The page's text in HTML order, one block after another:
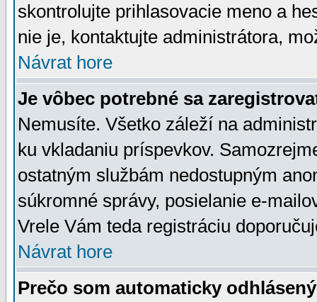
skontrolujte prihlasovacie meno a
nie je, kontaktujte administrátora,
Návrat hore
Je vôbec potrebné sa
Nemusíte. Všetko záleží na
ku vkladaniu príspevkov.
ostatným službám nedostupným
súkromné správy, posielanie e-
Vrele Vám teda registráciu
Návrat hore
Prečo som automaticky